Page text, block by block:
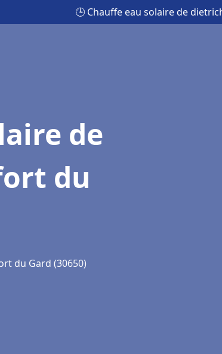
🕒 Chauffe eau solaire de
de
du
du Gard (30650)